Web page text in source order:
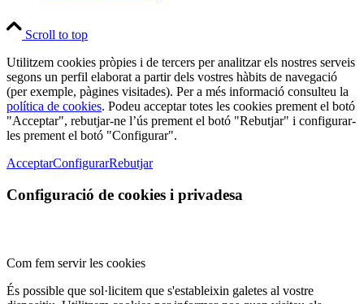
Scroll to top
Utilitzem cookies pròpies i de tercers per analitzar els nostres serveis
segons un perfil elaborat a partir dels vostres hàbits de navegació
(per exemple, pàgines visitades). Per a més informació consulteu la
política de cookies. Podeu acceptar totes les cookies prement el botó
"Acceptar", rebutjar-ne l’ús prement el botó "Rebutjar" i configurar-
les prement el botó "Configurar".
AcceptarConfigurarRebutjar
Configuració de cookies i privadesa
Com fem servir les cookies
És possible que sol·licitem que s'estableixin galetes al vostre